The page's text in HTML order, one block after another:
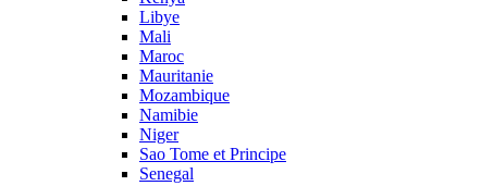
Libye
Mali
Maroc
Mauritanie
Mozambique
Namibie
Niger
Sao Tome et Principe
Senegal